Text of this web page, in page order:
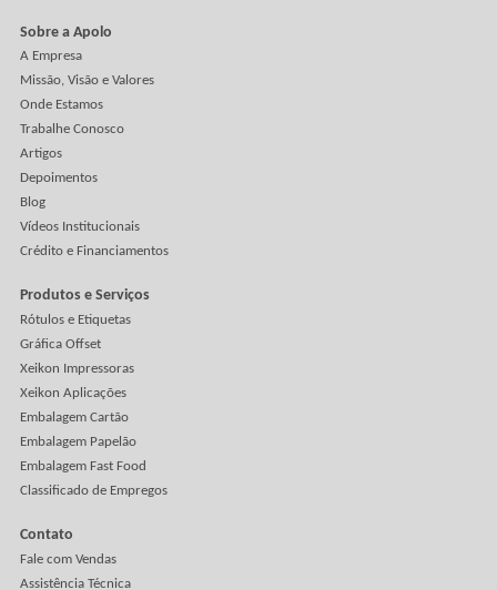
custo-benefício.
Clientes
Sobre a Apolo
A Empresa
Missão, Visão e Valores